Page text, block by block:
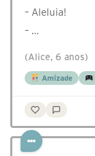
– Aleluia!
– …
(Alice, 6 anos)
Amizade